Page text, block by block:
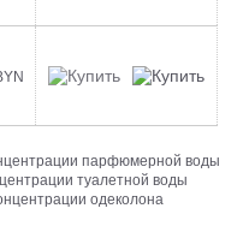
парфюмерной воды
туалетной воды
одеколона